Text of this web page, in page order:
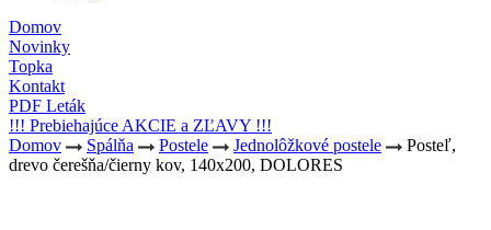
Domov
Novinky
Topka
Kontakt
PDF Leták
!!! Prebiehajúce AKCIE a ZĽAVY !!!
Domov
Spálňa Postele Jednolôžkové postele
Posteľ,
drevo čerešňa/čierny kov, 140x200, DOLORES